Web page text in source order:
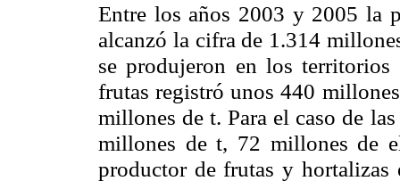
Entre los años 2003 y 2005 la
alcanzó la cifra de 1.314
se produjeron en los
frutas registró unos 440
millones de t. Para el caso de
millones de t, 72 millones de
productor de frutas y